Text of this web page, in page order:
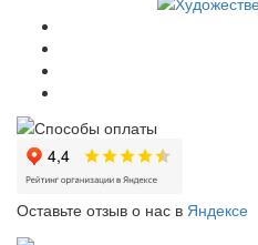
Оставьте отзыв о нас в Яндексе